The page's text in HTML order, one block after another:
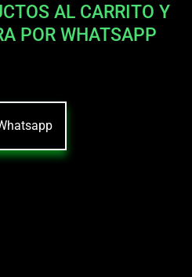
AL CARRITO Y
POR WHATSAPP